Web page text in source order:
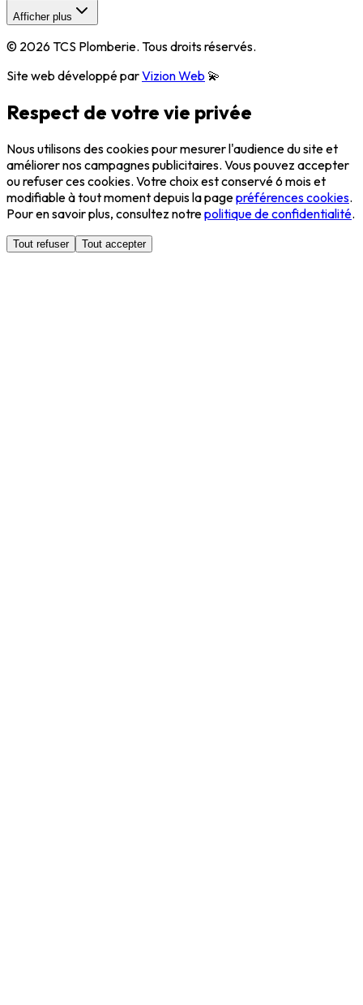
Afficher plus
© 2026TCS Plomberie. Tous droits réservés.
Site web développé parVizion Web 💫
Respect de votre vie privée
Nous utilisons des cookies pour mesurer l'audience du site et
améliorer nos campagnes publicitaires. Vous pouvez accepter
ou refuser ces cookies. Votre choix est conservé 6 mois et
modifiable à tout moment depuis la pagepréférences cookies.
Pour en savoir plus, consultez notrepolitique de confidentialité.
Tout refuser Tout accepter